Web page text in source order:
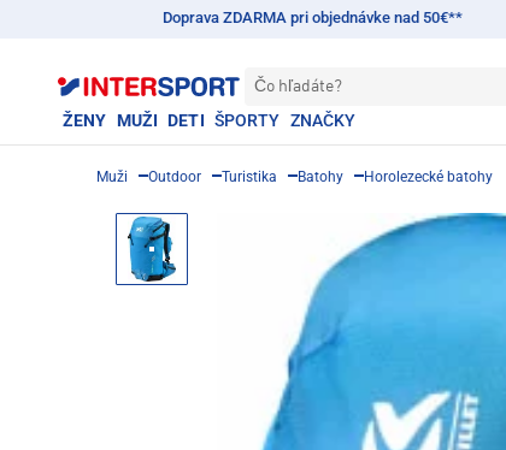
Doprava ZDARMA pri objednávke nad 50€**
Čo hľadáte?
ŽENY MUŽI DETI ŠPORTY ZNAČKY
Muži Outdoor Turistika Batohy Horolezecké batohy